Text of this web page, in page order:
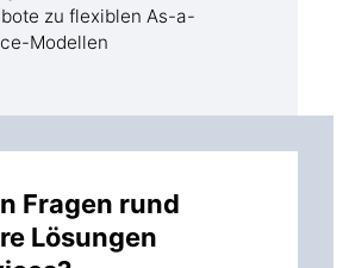
zu flexiblen As-a-
Modellen
Fragen rund
Lösungen